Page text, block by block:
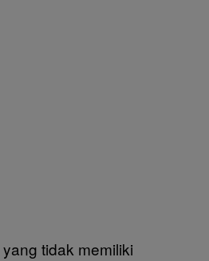
tidak memiliki